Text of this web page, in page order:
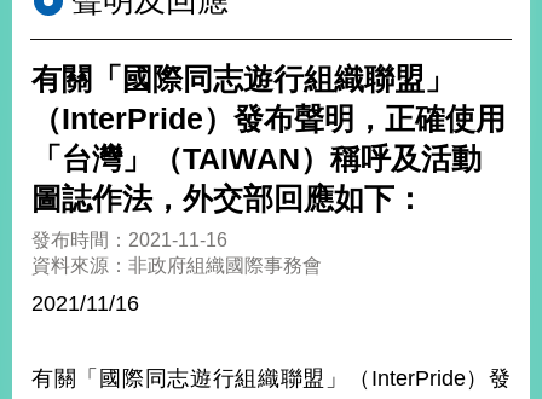
熱
合
外
交
價
值
經
有關「國際同志遊行組織聯盟」
（InterPride）發布聲明，正確使用
「台灣」（TAIWAN）稱呼及活動
圖誌作法，外交部回應如下：
發布時間：2021-11-16
資料來源：非政府組織國際事務會
2021/11/16
有關「國際同志遊行組織聯盟」（InterPride）發